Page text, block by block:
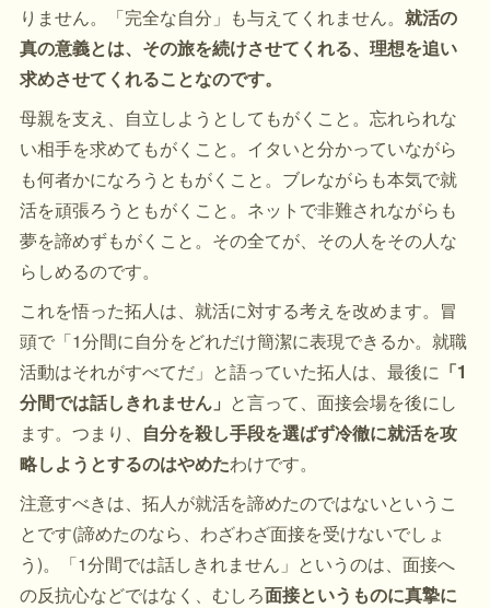
りません。「完全な自分」も与えてくれません。就活の
真の意義とは、その旅を続けさせてくれる、理想を追い
求めさせてくれることなのです。
母親を支え、自立しようとしてもがくこと。忘れられな
い相手を求めてもがくこと。イタいと分かっていながら
も何者かになろうともがくこと。ブレながらも本気で就
活を頑張ろうともがくこと。ネットで非難されながらも
夢を諦めずもがくこと。その全てが、その人をその人な
らしめるのです。
これを悟った拓人は、就活に対する考えを改めます。冒
頭で「1分間に自分をどれだけ簡潔に表現できるか。就職
活動はそれがすべてだ」と語っていた拓人は、最後に 「1
分間では話しきれません」 と言って、面接会場を後にし
ます。つまり、 自分を殺し手段を選ばず冷徹に就活を攻
略しようとするのはやめたわけです。
注意すべきは、拓人が就活を諦めたのではないというこ
とです(諦めたのなら、わざわざ面接を受けないでしょ
う)。「1分間では話しきれません」というのは、面接へ
の反抗心などではなく、むしろ面接というものに真摯に